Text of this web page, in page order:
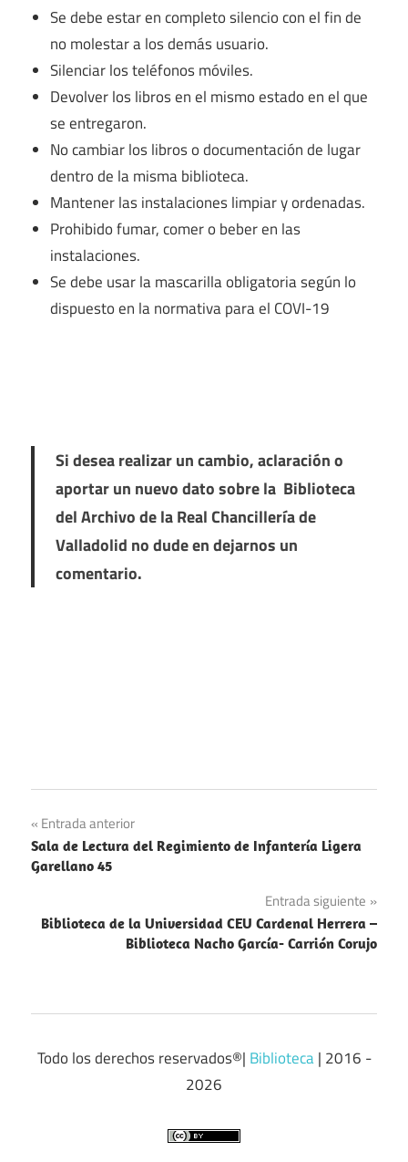
Se debe estar en completo silencio con el fin de
no molestar a los demás usuario.
Silenciar los teléfonos móviles.
Devolver los libros en el mismo estado en el que
se entregaron.
No cambiar los libros o documentación de lugar
dentro de la misma biblioteca.
Mantener las instalaciones limpiar y ordenadas.
Prohibido fumar, comer o beber en las
instalaciones.
Se debe usar la mascarilla obligatoria según lo
dispuesto en la normativa para el COVI-19
Si desea realizar un cambio, aclaración o
aportar un nuevo dato sobre la Biblioteca
del Archivo de la Real Chancillería de
Valladolid no dude en dejarnos un
comentario.
Navegación
de
Entrada anterior
Sala de Lectura del Regimiento de Infantería Ligera
Garellano 45
Entrada siguiente
Biblioteca de la Universidad CEU Cardenal Herrera –
Biblioteca Nacho García- Carrión Corujo
Todo los derechos reservados®| Biblioteca| 2016 -
2026